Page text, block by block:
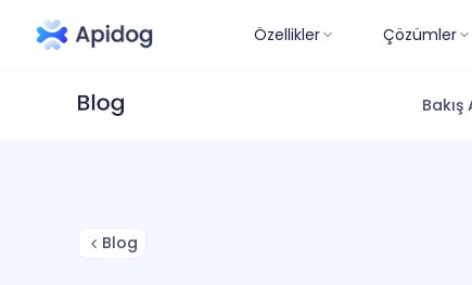
Özellikler Çözümler
Bakış
Blog